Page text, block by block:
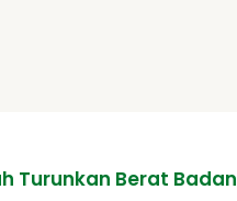
Turunkan Berat Badan